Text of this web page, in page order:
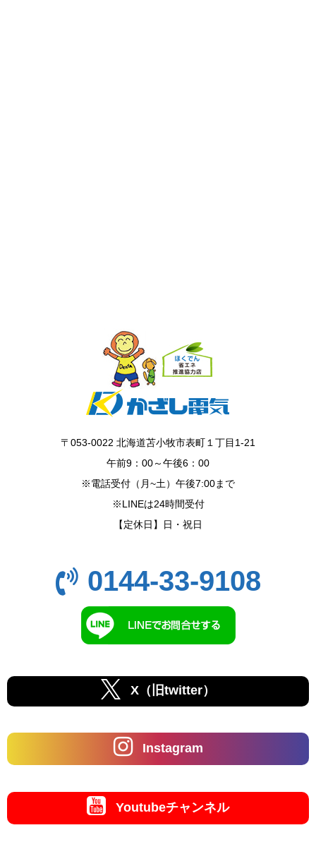
〒053-0022 北海道苫小牧市表町１丁目1-21
午前9：00～午後6：00
※電話受付（月~土）午後7:00まで
※LINEは24時間受付
【定休日】日・祝日
0144-33-9108
X（旧twitter）
Instagram
Youtubeチャンネル